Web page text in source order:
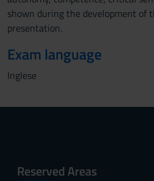
shown during the development of
presentation.
Exam language
Inglese
Reserved Areas